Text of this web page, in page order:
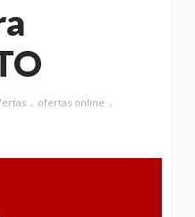
ofertas online